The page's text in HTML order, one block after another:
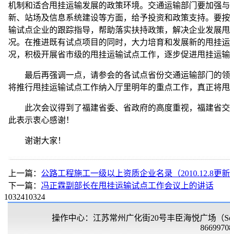
机制和适合甩挂运输发展的政策环境。交通运输部门要加强
新、站场及信息系统建设等方面，给予投资和政策支持。要
输试点企业的跟踪指导，帮助落实扶持政策，解决企业发展
况。在推进既有试点项目的同时，大力培育和发展新的甩挂
况，积极开展省市级的甩挂运输试点工作，逐步促进甩挂运
最后再强调一点，请参会的各试点省份交通运输部门的领
将推行甩挂运输试点工作纳入厅里明年的重点工作，真正将
此次会议得到了福建省委、省政府的高度重视，福建省交
此表示衷心感谢！
谢谢大家！
上一篇： 公路工程施工一级以上资质企业名录（2010.12.8更
下一篇： 冯正霖副部长在甩挂运输试点工作会议上的讲话
1032410324
操作中心：江苏常州广化街20号丰臣海悦广场（